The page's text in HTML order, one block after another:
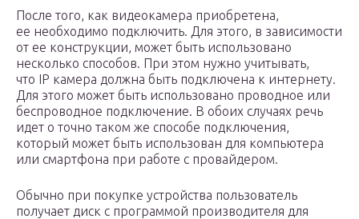
После того, как видеокамера приобретена,
ее необходимо подключить. Для этого, в зависимости
от ее конструкции, может быть использовано
несколько способов. При этом нужно учитывать,
что IP камера должна быть подключена к интернету.
Для этого может быть использовано проводное или
беспроводное подключение. В обоих случаях речь
идет о точно таком же способе подключения,
который может быть использован для компьютера
или смартфона при работе с провайдером.
Обычно при покупке устройства пользователь
получает диск с программой производителя для